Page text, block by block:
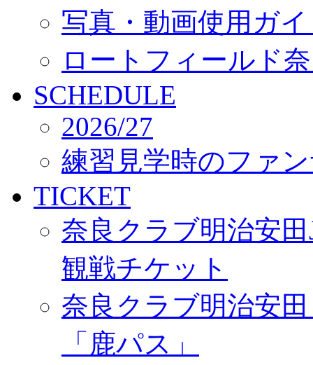
写真・動画使用ガ
ロートフィールド
SCHEDULE
2026/27
練習見学時のファ
TICKET
奈良クラブ明治安
観戦チケット
奈良クラブ明治安
「鹿パス」